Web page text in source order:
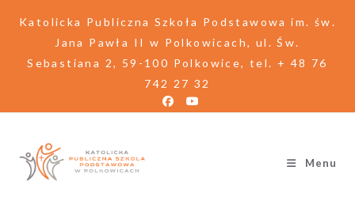
Katolicka Publiczna Szkoła Podstawowa im. św.
Jana Pawła II w Polkowicach, ul. Św.
Sebastiana 2, 59-100 Polkowice, tel. + 48 76
742 27 32
Menu